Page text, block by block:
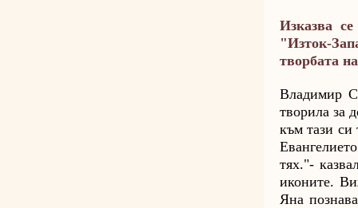
Изказва
"Изток-
творбата
Владимир
творила за
към тази
тях."-
иконите.
Яна